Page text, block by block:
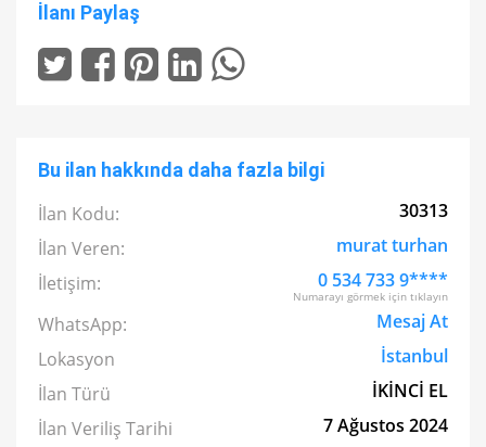
İlanı Paylaş
Bu ilan hakkında daha fazla bilgi
İlan Kodu:
30313
İlan Veren:
murat turhan
İletişim:
0 534 733 9****
Numarayı görmek için tıklayın
WhatsApp:
Mesaj At
Lokasyon
İstanbul
İlan Türü
İKİNCİ EL
İlan Veriliş Tarihi
7 Ağustos 2024